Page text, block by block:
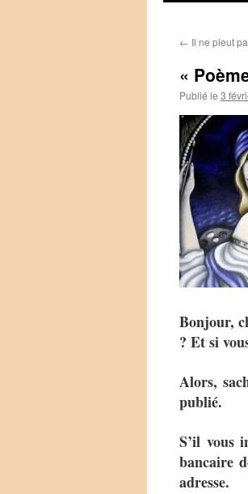
← Il ne pleut
«
Publié le 3
Bonjour,
? Et si
Alors,
publié.
S’il vous
bancaire
adresse.